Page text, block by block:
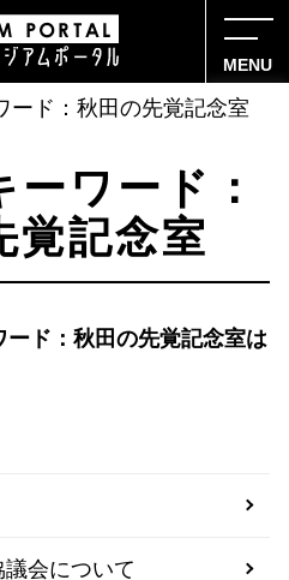
MENU
ド：秋田の先覚記念室
ワード：
覚記念室
ド：秋田の先覚記念室は
会について